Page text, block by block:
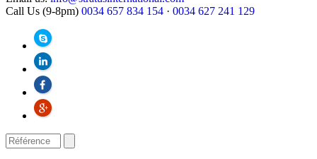
Call Us (9-8pm) 0034 657 834 154 · 0034 627 241 129